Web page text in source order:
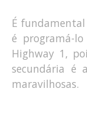
É
é programá-
Highway 1,
secundária é
maravilhosas.